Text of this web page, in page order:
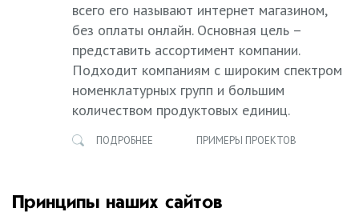
всего его называют интернет магазином,
без оплаты онлайн. Основная цель –
представить ассортимент компании.
Подходит компаниям с широким спектром
номенклатурных групп и большим
количеством продуктовых единиц.
ПОДРОБНЕЕ ПРИМЕРЫ ПРОЕКТОВ
Принципы наших сайтов